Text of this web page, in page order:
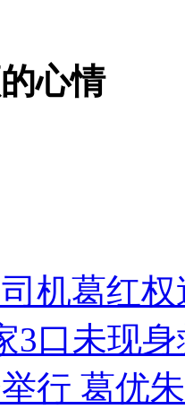
心情
机葛红
3口未现
行 葛优